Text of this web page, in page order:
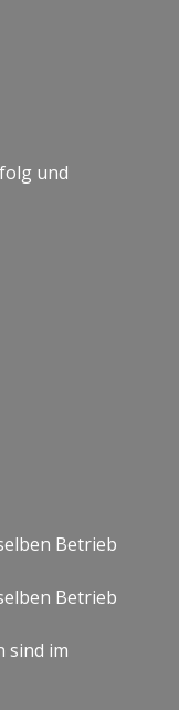
und
Betrieb
Betrieb
sind im